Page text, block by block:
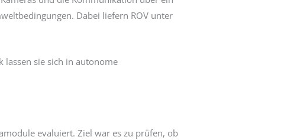
Dabei liefern ROV unter
lassen sie sich in autonome
evaluiert. Ziel war es zu prüfen, ob